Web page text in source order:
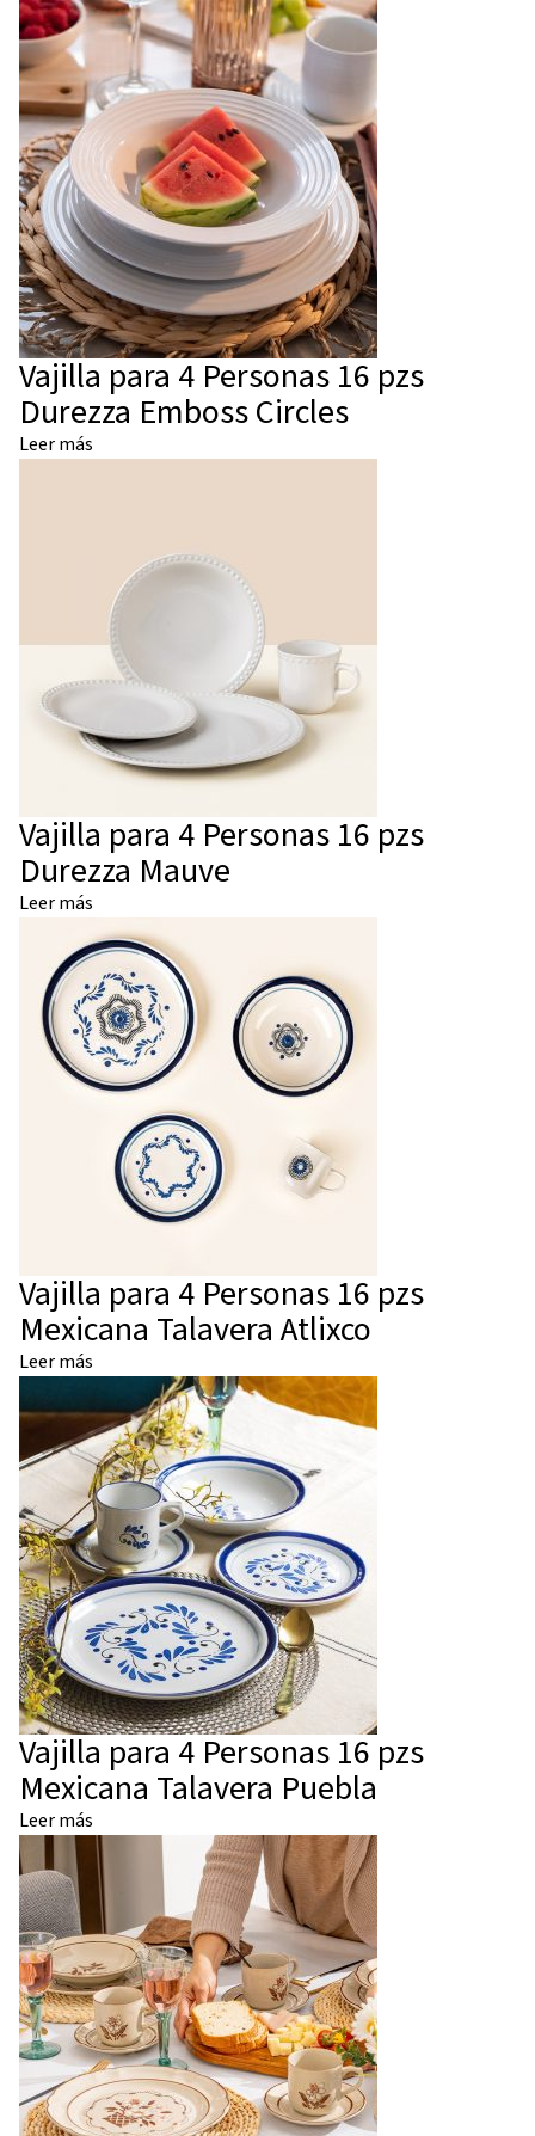
Vajilla para 4 Personas 16 pzs
Durezza Emboss Circles
Leer más
Vajilla para 4 Personas 16 pzs
Durezza Mauve
Leer más
Vajilla para 4 Personas 16 pzs
Mexicana Talavera Atlixco
Leer más
Vajilla para 4 Personas 16 pzs
Mexicana Talavera Puebla
Leer más